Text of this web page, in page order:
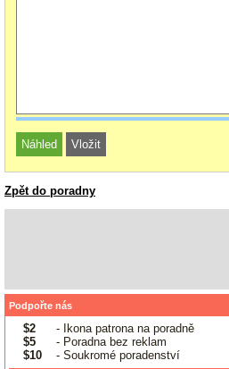
Zpět do poradny
Podpořte nás
$2
- Ikona patrona na poradně
$5
- Poradna bez reklam
$10
- Soukromé poradenství